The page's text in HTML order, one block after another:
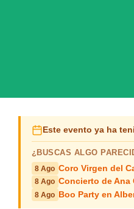
Este evento ya ha
¿BUSCAS ALGO
8 Ago Coro Virgen del
8 Ago Concierto de Ana
8 Ago Boo Party en